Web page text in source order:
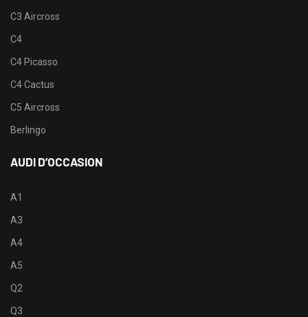
C3 Aircross
C4
C4 Picasso
C4 Cactus
C5 Aircross
Berlingo
AUDI D’OCCASION
A1
A3
A4
A5
Q2
Q3